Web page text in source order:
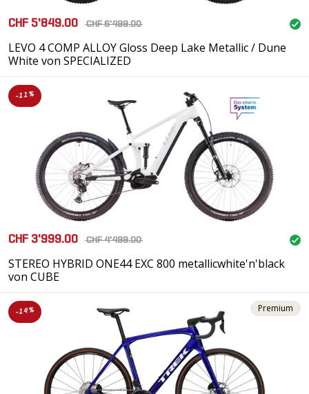
CHF 5'849.00 CHF 6'499.00
LEVO 4 COMP ALLOY Gloss Deep Lake Metallic / Dune
White von SPECIALIZED
-11%
CHF 3'999.00 CHF 4'499.00
STEREO HYBRID ONE44 EXC 800 metallicwhite'n'black
von CUBE
-14% Premium